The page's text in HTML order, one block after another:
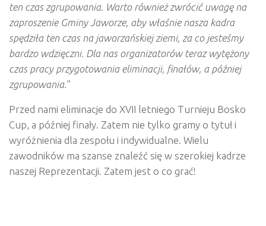
ten czas zgrupowania. Warto również zwrócić uwagę na
zaproszenie Gminy Jaworze, aby właśnie nasza kadra
spędziła ten czas na jaworzańskiej ziemi, za co jesteśmy
bardzo wdzięczni. Dla nas organizatorów teraz wytężony
czas pracy przygotowania eliminacji, finałów, a później
zgrupowania. ”
Przed nami eliminacje do XVII letniego Turnieju Bosko
Cup, a później finały. Zatem nie tylko gramy o tytuł i
wyróżnienia dla zespołu i indywidualne. Wielu
zawodników ma szanse znaleźć się w szerokiej kadrze
naszej Reprezentacji. Zatem jest o co grać!